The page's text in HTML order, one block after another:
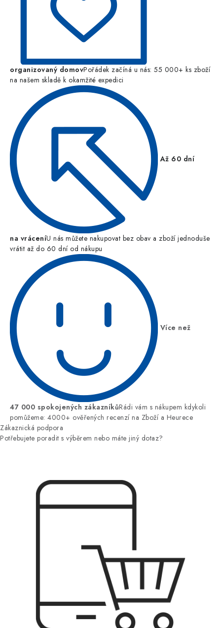
organizovaný domovPořádek začíná u nás: 55 000+ ks zboží
na našem skladě k okamžité expedici
Až 60 dní
na vráceníU nás můžete nakupovat bez obav a zboží jednoduše
vrátit až do 60 dní od nákupu
Více než
47 000 spokojených zákazníkůRádi vám s nákupem kdykoli
pomůžeme: 4000+ ověřených recenzí na Zboží a Heurece
Zákaznická podpora
Potřebujete poradit s výběrem nebo máte jiný dotaz?